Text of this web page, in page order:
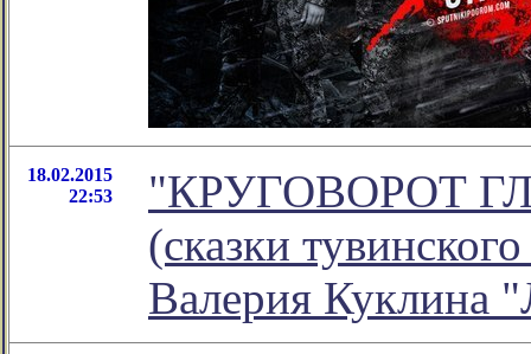
18.02.2015
22:53
"КРУГОВОРОТ
(сказки
Валерия Куклина